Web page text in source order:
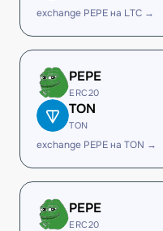
exchange PEPE на LTC →
PEPE
ERC20
TON
TON
exchange PEPE на TON →
PEPE
ERC20